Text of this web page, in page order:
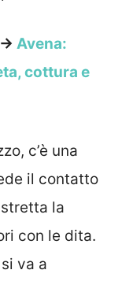
Avena:
cottura e
c’è una
il contatto
la
con le dita.
va a